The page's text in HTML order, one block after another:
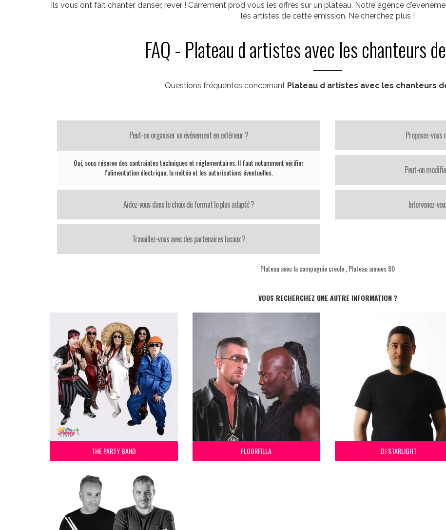
Ils vous ont fait chanter, danser, rever ! Carrement prod vous les offres sur un plateau. Notre agence
les artistes de cette emission. Ne cherchez plus !
FAQ - Plateau d artistes avec les chanteurs
Questions fréquentes concernant Plateau d artistes avec les chanteurs
Peut-on organiser un événement en extérieur ?
Oui, sous réserve des contraintes techniques et réglementaires. Il faut notamment vérifier
l’alimentation électrique, la météo et les autorisations éventuelles.
Aidez-vous dans le choix du format le plus adapté ?
Travaillez-vous avec des partenaires locaux ?
Proposez-
Peut-on
Intervenez-
Plateau avec la compagnie creole Plateau annees 80
VOUS RECHERCHEZ UNE AUTRE INFORMATION ?
THE PARTY BAND FLOORFILLA DJ STARLIGHT